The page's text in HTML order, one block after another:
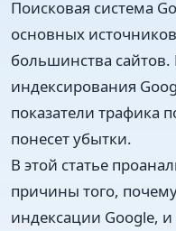
Поисковая система
основных
большинства сайтов.
индексирования
показатели трафика
понесет убытки.
В этой статье
причины того,
индексации Google,